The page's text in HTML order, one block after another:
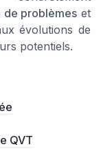
de problèmes et
évolutions de
potentiels.
QVT